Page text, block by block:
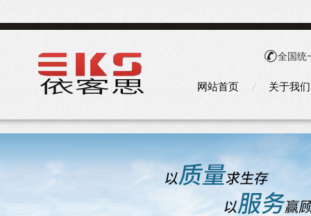
全国统
网站首页 关于我们